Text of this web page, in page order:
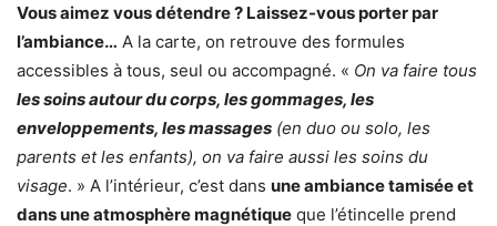
Vous aimez vous détendre ? Laissez-vous porter par
l’ambiance… A la carte, on retrouve des formules
accessibles à tous, seul ou accompagné. « On va faire tous
les soins autour du corps, les gommages, les
enveloppements, les massages (en duo ou solo, les
parents et les enfants), on va faire aussi les soins du
visage. » A l’intérieur, c’est dans une ambiance tamisée et
dans une atmosphère magnétique que l’étincelle prend